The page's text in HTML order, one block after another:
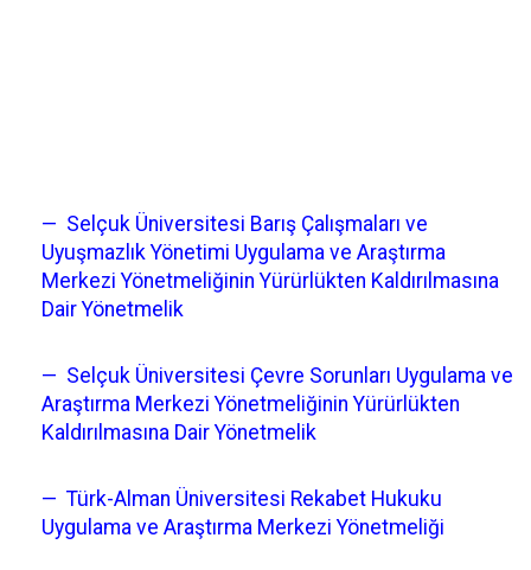
— Selçuk Üniversitesi Barış Çalışmaları ve
Uyuşmazlık Yönetimi Uygulama ve Araştırma
Merkezi Yönetmeliğinin Yürürlükten Kaldırılmasına
Dair Yönetmelik
— Selçuk Üniversitesi Çevre Sorunları Uygulama ve
Araştırma Merkezi Yönetmeliğinin Yürürlükten
Kaldırılmasına Dair Yönetmelik
— Türk-Alman Üniversitesi Rekabet Hukuku
Uygulama ve Araştırma Merkezi Yönetmeliği